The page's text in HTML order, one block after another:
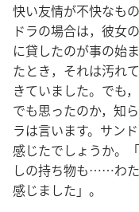
快い友情が不快なも
ドラの場合は，彼女
に貸したのが事の始
たとき，それは汚れ
きていました。でも
でも思ったのか，知
ラは言います。サン
感じたでしょうか。
しの持ち物も……わ
感じました」。